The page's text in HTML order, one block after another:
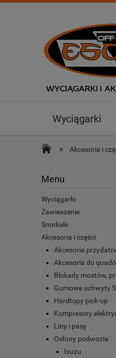
Wyciągarki
» Akcesoria i
Menu
Wyciągarki
Zawieszenie
Snorkele
Akcesoria i części
Akcesoria
Akcesoria do
Blokady mostów,
Gumowe uchwyty
Hardtopy pick-up
Kompresory
Liny i pasy
Osłony podwozia
Isuzu